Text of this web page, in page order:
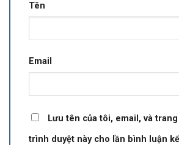
Tên
Email
Lưu tên của tôi, email, và
trình duyệt này cho lần bình luận